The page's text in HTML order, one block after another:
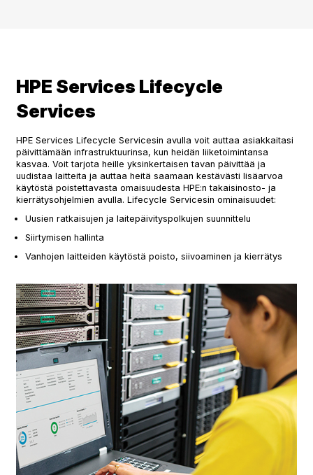
HPE Services Lifecycle
Services
HPE Services Lifecycle Servicesin avulla voit auttaa asiakkaitasi
päivittämään infrastruktuurinsa, kun heidän liiketoimintansa
kasvaa. Voit tarjota heille yksinkertaisen tavan päivittää ja
uudistaa laitteita ja auttaa heitä saamaan kestävästi lisäarvoa
käytöstä poistettavasta omaisuudesta HPE:n takaisinosto- ja
kierrätysohjelmien avulla. Lifecycle Servicesin ominaisuudet:
Uusien ratkaisujen ja laitepäivityspolkujen suunnittelu
Siirtymisen hallinta
Vanhojen laitteiden käytöstä poisto, siivoaminen ja kierrätys